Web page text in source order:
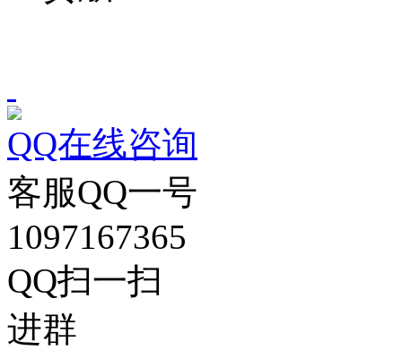
QQ在线咨询
客服QQ一号
1097167365
QQ扫一扫
进群